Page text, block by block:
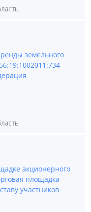
земельного
акционерного
площадка
участников